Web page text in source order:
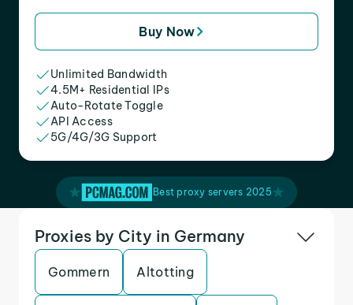
Buy Now
Unlimited Bandwidth
4.5M+ Residential IPs
Auto-Rotate Toggle
API Access
5G/4G/3G Support
Best proxy servers 2025
Proxies by City in Germany
Gommern Altotting